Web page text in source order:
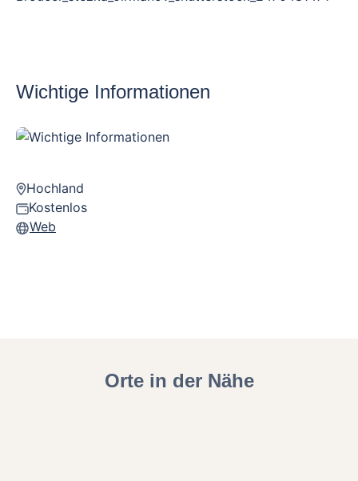
Wichtige Informationen
Hochland
Kostenlos
Web
Orte in der Nähe